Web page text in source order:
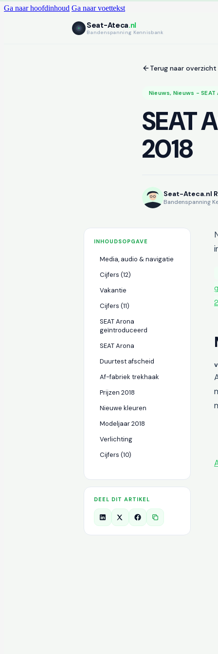
Ga naar hoofdinhoud Ga naar voettekst
Seat-Ateca.nl
Bandenspanning Kennisbank
Terug naar overzicht
Nieuws, Nieuws - SEAT
SEAT
2018
Seat-Ateca.nl
Bandenspanning
INHOUDSOPGAVE
Media, audio & navigatie
Cijfers (12)
Vakantie
Cijfers (11)
SEAT Arona
geïntroduceerd
SEAT Arona
Duurtest afscheid
Af-fabriek trekhaak
Prijzen 2018
Nieuwe kleuren
Modeljaar 2018
Verlichting
Cijfers (10)
DEEL DIT ARTIKEL